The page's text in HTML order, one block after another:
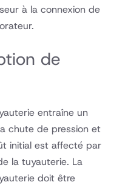
à la connexion de
de
entraîne un
chute de pression et
initial est affecté par
la tuyauterie. La
doit être